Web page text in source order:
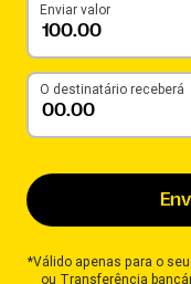
Enviar valor
O destinatário receberá
*Válido apenas para o
ou Transferência